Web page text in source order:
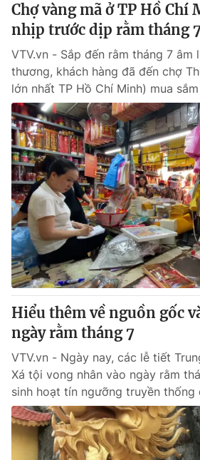
VTV4 Vươn
VTV9 VTV8
Liên hệ tòa soạn English
THỜI BÁO VTV
Theo dõi báo trên
Cơ quan chủ quản:Đài Truyền hình
Cơ quan báo chí:Thời báo VTV
Giấy phép hoạt động báo in và báo
cấp ngày 29/12/2023
Tổng Biên tập: Vũ Thanh Thủy
Phó Tổng Biên tập:Nguyễn Thị Mỹ
Nguyễn Trọng Ninh
Tổng đài VTV: 024.38 355 931 -
Ðiện thoại Thời báo VTV:024.66 897
Email:toasoan@vtv.vn
Liên hệ quảng cáo:024-7300.7108
Chợ vàng mã ở TP Hồ Chí
nhịp trước dịp rằm tháng
VTV.vn - Sắp đến rằm tháng 7 âm
thương, khách hàng đã đến chợ
lớn nhất TP Hồ Chí Minh) mua
Hiểu thêm về nguồn gốc
ngày rằm tháng 7
VTV.vn - Ngày nay, các lễ tiết
Xá tội vong nhân vào ngày rằm
sinh hoạt tín ngưỡng truyền thống